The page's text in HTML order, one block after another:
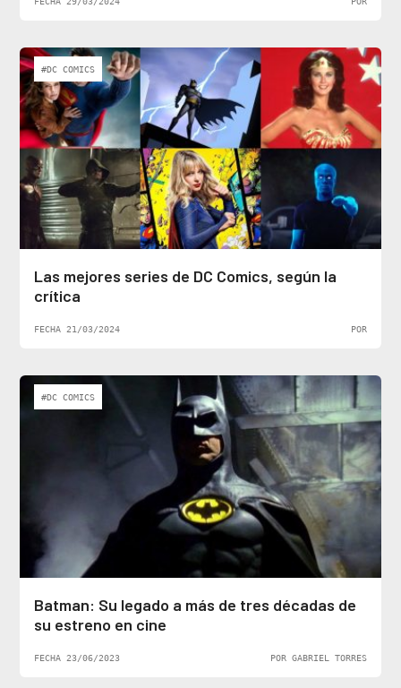
#DC COMICS
Las mejores series de DC Comics, según la
crítica
FECHA 21/03/2024 POR
#DC COMICS
Batman: Su legado a más de tres décadas de
su estreno en cine
FECHA 23/06/2023 POR GABRIEL TORRES